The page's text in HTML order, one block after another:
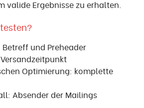
valide Ergebnisse zu erhalten.
und Preheader
Optimierung: komplette
Absender der Mailings